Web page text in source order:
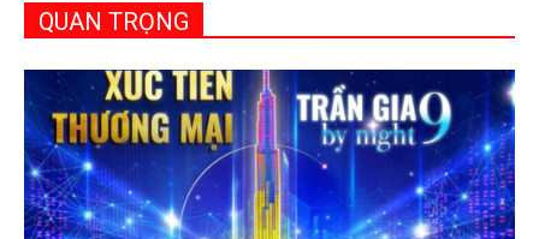
QUAN TRỌNG